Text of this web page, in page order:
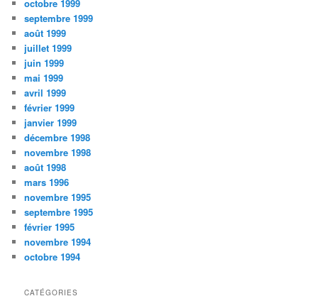
octobre 1999
septembre 1999
août 1999
juillet 1999
juin 1999
mai 1999
avril 1999
février 1999
janvier 1999
décembre 1998
novembre 1998
août 1998
mars 1996
novembre 1995
septembre 1995
février 1995
novembre 1994
octobre 1994
CATÉGORIES